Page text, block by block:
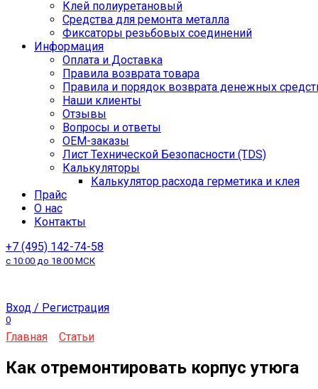
Клей полиуретановый
Средства для ремонта металла
Фиксаторы резьбовых соединений
Информация
Оплата и Доставка
Правила возврата товара
Правила и порядок возврата денежных
Наши клиенты
Отзывы
Вопросы и ответы
OEM-заказы
Лист Технической Безопасности (TDS)
Калькуляторы
Калькулятор расхода герметика и клея
Прайс
О нас
Контакты
+7 (495) 142-74-58
с 10:00 до 18:00 МСК
Вход / Регистрация
0
Главная Статьи
Как отремонтировать корпус утюга